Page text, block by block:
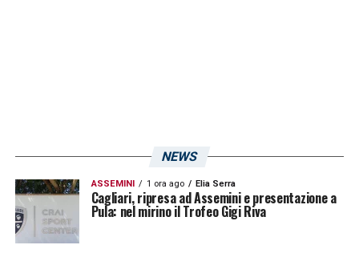
NEWS
ASSEMINI 1 ora ago Elia Serra
Cagliari, ripresa ad Assemini e presentazione a
Pula: nel mirino il Trofeo Gigi Riva